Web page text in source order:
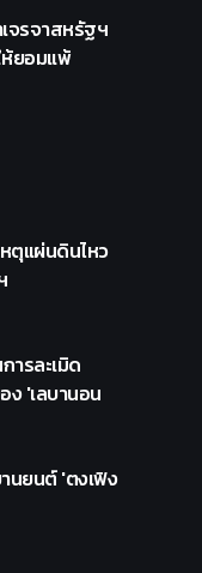
จรจาสหรัฐฯ
ยอมแพ้
ตุแผ่นดินไหว
ารละเมิด
ง 'เลบานอน
นยนต์ 'ตงเฟิง